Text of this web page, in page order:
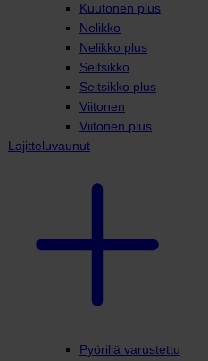
Kuutonen plus
Nelikko
Nelikko plus
Seitsikko
Seitsikko plus
Viitonen
Viitonen plus
Lajitteluvaunut
Pyörillä varustettu